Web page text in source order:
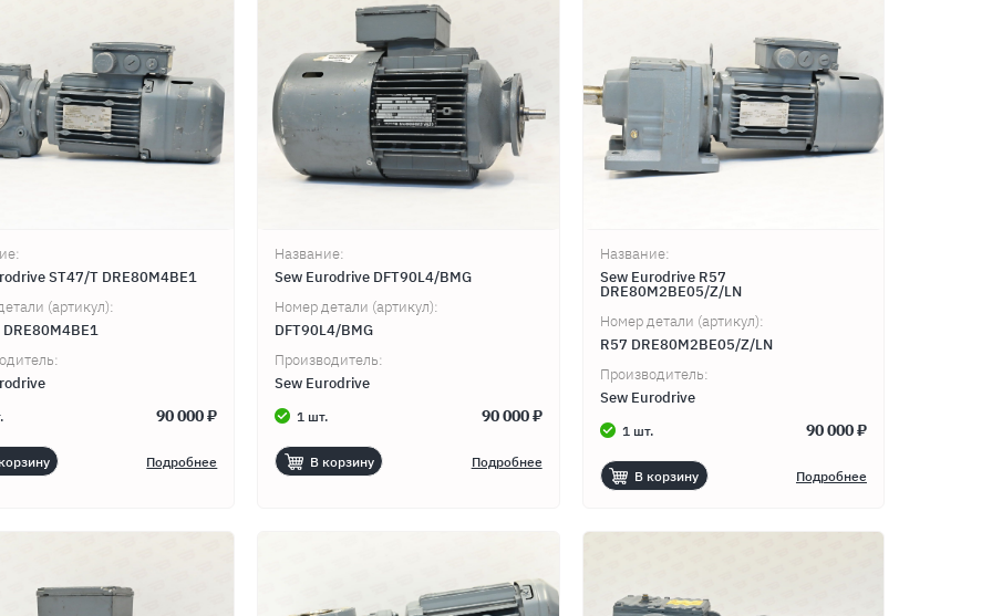
ST47/T DRE80M4BE1
(артикул):
90 000 ₽
Подробнее
Название:
Sew Eurodrive DFT90L4/BMG
Номер детали (артикул):
DFT90L4/BMG
Производитель:
Sew Eurodrive
1 шт. 90 000 ₽
В корзину Подробнее
Название:
Sew Eurodrive R57
DRE80M2BE05/Z/LN
Номер детали (артикул):
R57 DRE80M2BE05/Z/LN
Производитель:
Sew Eurodrive
1 шт. 90 000 ₽
В корзину Подробнее